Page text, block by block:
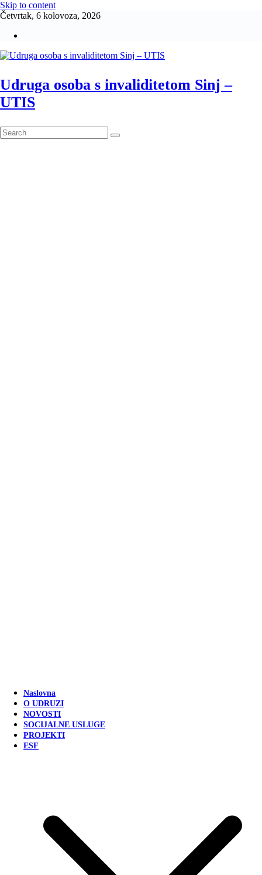
Skip to content
Četvrtak, 6 kolovoza, 2026
Udruga osoba s invaliditetom Sinj –
UTIS
Naslovna
O UDRUZI
NOVOSTI
SOCIJALNE USLUGE
PROJEKTI
ESF